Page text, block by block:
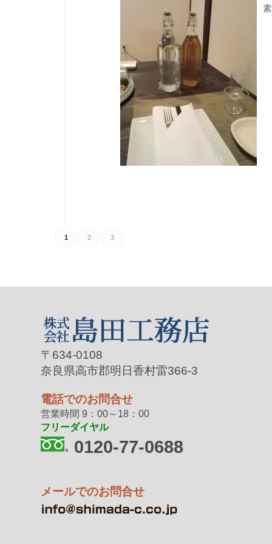
1 2 3
〒634-0108
奈良県高市郡明日香村雷366-3
電話でのお問合せ
営業時間 9：00～18：00
フリーダイヤル
0120-77-0688
メールでのお問合せ